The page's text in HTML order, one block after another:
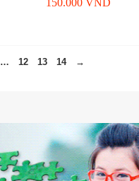
150.000 VND
… 12 13 14 →